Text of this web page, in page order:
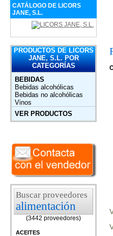
CATÁLOGO DE LICORS
JANE, S.L.
PRODUCTOS DE LICORS
JANE, S.L. POR
CATEGORÍAS
BEBIDAS
Bebidas alcohólicas
Bebidas no alcohólicas
Vinos
VER PRODUCTOS
Buscar proveedores
alimentación
(3442 proveedores)
ACEITES